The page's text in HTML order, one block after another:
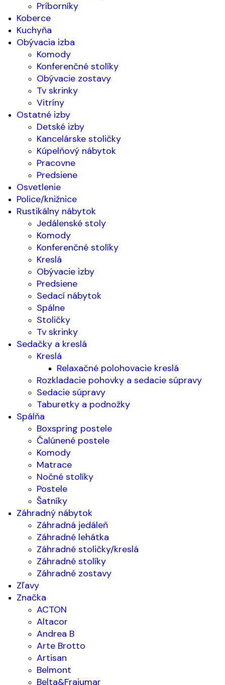
Príborníky
Koberce
Kuchyňa
Obývacia izba
Komody
Konferenčné stolíky
Obývacie zostavy
Tv skrinky
Vitríny
Ostatné izby
Detské izby
Kancelárske stoličky
Kúpelňový nábytok
Pracovne
Predsiene
Osvetlenie
Police/knižnice
Rustikálny nábytok
Jedálenské stoly
Komody
Konferenčné stolíky
Kreslá
Obývacie izby
Predsiene
Sedací nábytok
Spálne
Stoličky
Tv skrinky
Sedačky a kreslá
Kreslá
Relaxačné polohovacie kreslá
Rozkladacie pohovky a sedacie súpravy
Sedacie súpravy
Taburetky a podnožky
Spálňa
Boxspring postele
Čalúnené postele
Komody
Matrace
Nočné stolíky
Postele
Šatníky
Záhradný nábytok
Záhradná jedáleň
Záhradné lehátka
Záhradné stoličky/kreslá
Záhradné stolíky
Záhradné zostavy
Zľavy
Značka
ACTON
Altacor
Andrea B
Arte Brotto
Artisan
Belmont
Belta&Frajumar